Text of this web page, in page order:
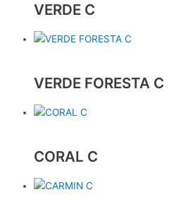
VERDE C
VERDE FORESTA C
CORAL C